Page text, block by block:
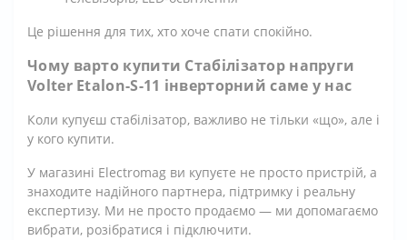
Це рішення для тих, хто хоче спати спокійно.
Чому варто купити Стабілізатор напруги
Volter Etalon-S-11 інверторний саме у нас
Коли купуєш стабілізатор, важливо не тільки «що», але і
у кого купити.
У магазині Electromag ви купуєте не просто пристрій, а
знаходите надійного партнера, підтримку і реальну
експертизу. Ми не просто продаємо — ми допомагаємо
вибрати, розібратися і підключити.